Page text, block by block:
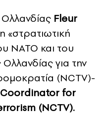
Fleur
«στρατιωτική
ΝΑΤΟ και του
για την
(NCTV)-
for
(NCTV).